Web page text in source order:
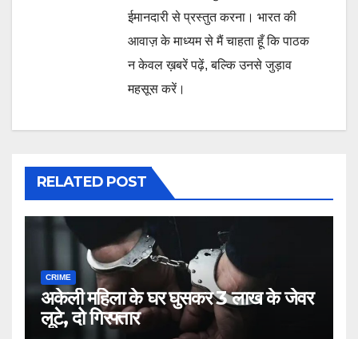
ईमानदारी से प्रस्तुत करना। भारत की
आवाज़ के माध्यम से मैं चाहता हूँ कि पाठक
न केवल ख़बरें पढ़ें, बल्कि उनसे जुड़ाव
महसूस करें।
RELATED POST
CRIME
अकेली महिला के घर घुसकर 3 लाख के जेवर
लूटे, दो गिरफ्तार